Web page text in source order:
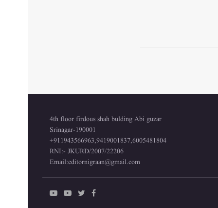
4th floor firdous shah bulding Abi guzar
Srinagar-190001
+911943566963,9419001837,6005481804
RNI:- JKURD/2007/22206
Email:editornigraan@gmail.com